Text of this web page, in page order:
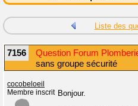
Liste des
7156 Question Forum
sans groupe sécurité
cocobeloeil
Membre inscrit Bonjour.